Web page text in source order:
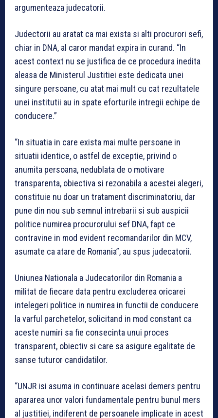
argumenteaza judecatorii.
Judectorii au aratat ca mai exista si alti procurori sefi,
chiar in DNA, al caror mandat expira in curand. “In
acest context nu se justifica de ce procedura inedita
aleasa de Ministerul Justitiei este dedicata unei
singure persoane, cu atat mai mult cu cat rezultatele
unei institutii au in spate eforturile intregii echipe de
conducere.”
“In situatia in care exista mai multe persoane in
situatii identice, o astfel de exceptie, privind o
anumita persoana, nedublata de o motivare
transparenta, obiectiva si rezonabila a acestei alegeri,
constituie nu doar un tratament discriminatoriu, dar
pune din nou sub semnul intrebarii si sub auspicii
politice numirea procurorului sef DNA, fapt ce
contravine in mod evident recomandarilor din MCV,
asumate ca atare de Romania”, au spus judecatorii.
Uniunea Nationala a Judecatorilor din Romania a
militat de fiecare data pentru excluderea oricarei
intelegeri politice in numirea in functii de conducere
la varful parchetelor, solicitand in mod constant ca
aceste numiri sa fie consecinta unui proces
transparent, obiectiv si care sa asigure egalitate de
sanse tuturor candidatilor.
“UNJR isi asuma in continuare acelasi demers pentru
apararea unor valori fundamentale pentru bunul mers
al justitiei, indiferent de persoanele implicate in acest